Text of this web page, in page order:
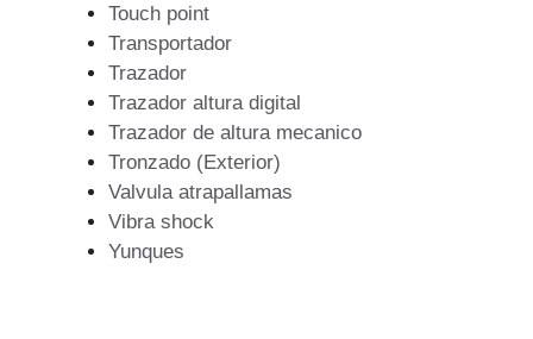
Touch point
Transportador
Trazador
Trazador altura digital
Trazador de altura mecanico
Tronzado (Exterior)
Valvula atrapallamas
Vibra shock
Yunques